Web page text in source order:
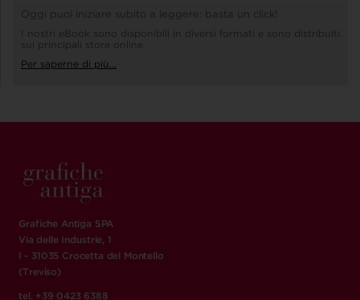
Oggi puoi iniziare subito a leggere: basta un click!
I nostri eBook sono disponibili in diversi formati e sono distribuiti
sui principali store online
Per saperne di più...
Grafiche Antiga SPA
Via delle Industrie, 1
I - 31035 Crocetta del Montello
(Treviso)
tel. +39 0423 6388